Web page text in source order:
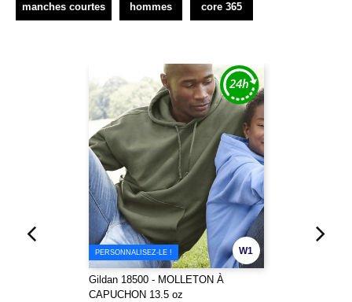
manches courtes hommes core 365
W1
PERSONNALISEZ-LE !
Gildan 18500 - MOLLETON À
CAPUCHON 13.5 oz